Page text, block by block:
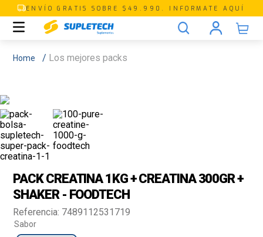
ENVÍO GRATIS SOBRE $49.990. INFORMATE AQUÍ
Los mejores packs
PACK CREATINA 1KG + CREATINA 300GR +
SHAKER - FOODTECH
Referencia: 7489112531719
Sabor